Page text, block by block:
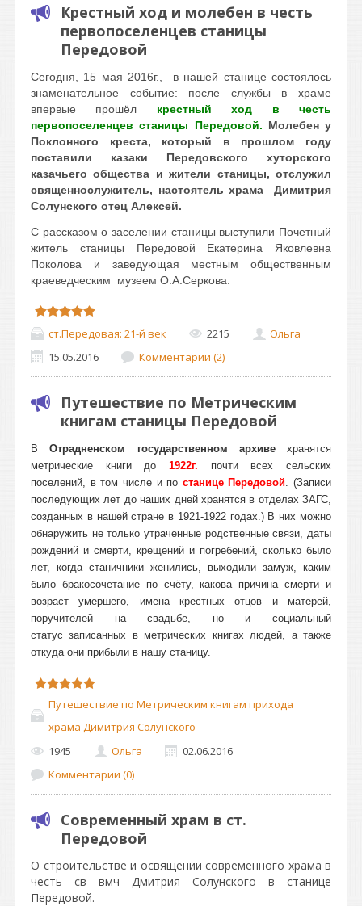
Крестный ход и молебен в честь
первопоселенцев станицы
Передовой
Сегодня, 15 мая 2016г., в нашей станице состоялось
знаменательное событие: после службы в храме
впервые прошёл крестный ход в честь
первопоселенцев станицы Передовой. Молебен у
Поклонного креста, который в прошлом году
поставили казаки Передовского хуторского
казачьего общества и жители станицы, отслужил
священнослужитель, настоятель храма Димитрия
Солунского отец Алексей.
С рассказом о заселении станицы выступили Почетный
житель станицы Передовой Екатерина Яковлевна
Поколова и заведующая местным общественным
краеведческим музеем О.А.Серкова.
ст.Передовая: 21-й век 2215
Ольга
15.05.2016
Комментарии (2)
Путешествие по Метрическим
книгам станицы Передовой
ВОтрадненском государственном архивехранятся
метрические книги до 1922г. почти всех сельских
поселений, в том числе и по станице Передовой. (Записи
последующих лет до наших дней хранятся в отделах ЗАГС,
созданных в нашей стране в 1921-1922 годах.) В них можно
обнаружить не только утраченные родственные связи, даты
рождений и смерти, крещений и погребений, сколько было
лет, когда станичники женились, выходили замуж, каким
было бракосочетание по счёту, какова причина смерти и
возраст умершего, имена крестных отцов и матерей,
поручителей на свадьбе, но и социальный
статус записанных в метрических книгах людей, а также
откуда они прибыли в нашу станицу.
Путешествие по Метрическим книгам прихода
храма Димитрия Солунского
1945
Ольга
02.06.2016
Комментарии (0)
Современный храм в ст.
Передовой
О строительстве и освящении современного храма в
честь св вмч Дмитрия Солунского в станице
Передовой.